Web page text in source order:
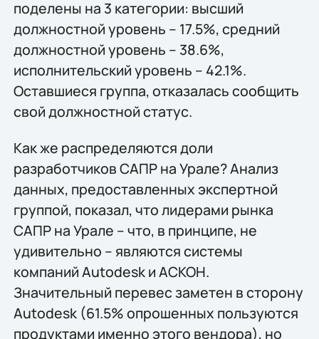
поделены на 3 категории: высший
должностной уровень – 17.5%, средний
должностной уровень – 38.6%,
исполнительский уровень – 42.1%.
Оставшиеся группа, отказалась сообщить
свой должностной статус.
Как же распределяются доли
разработчиков САПР на Урале? Анализ
данных, предоставленных экспертной
группой, показал, что лидерами рынка
САПР на Урале – что, в принципе, не
удивительно – являются системы
компаний Autodesk и АСКОН.
Значительный перевес заметен в сторону
Autodesk (61.5% опрошенных пользуются
продуктами именно этого вендора), но